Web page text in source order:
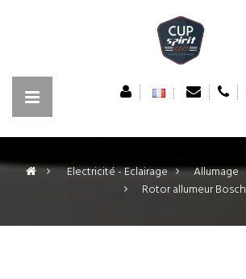
> Electricité - Eclairage > Allumage
>
Rotor allumeur Bosch